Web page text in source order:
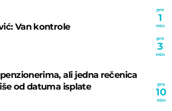
Van kontrole
ali jedna rečenica
od datuma isplate
pre
1
min
pre
3
min
pre
10
min